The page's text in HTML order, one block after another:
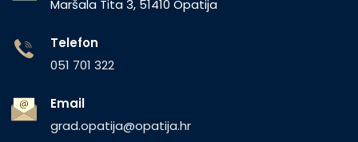
Maršala Tita 3, 51410 Opatija
Telefon
051 701 322
Email
grad.opatija@opatija.hr